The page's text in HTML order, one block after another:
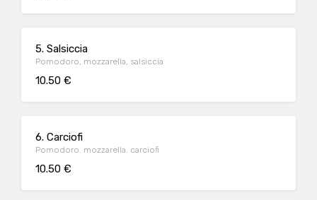
5. Salsiccia
Pomodoro, mozzarella, salsiccia
10.50 €
6. Carciofi
Pomodoro. mozzarella. carciofi
10.50 €